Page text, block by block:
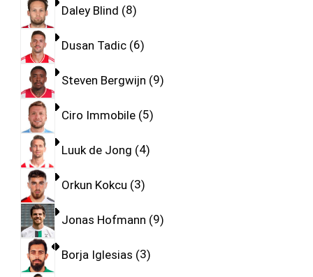
Daley Blind 8
Dusan Tadic 6
Steven Bergwijn 9
Ciro Immobile 5
Luuk de Jong 4
Orkun Kokcu 3
Jonas Hofmann 9
Borja Iglesias 3